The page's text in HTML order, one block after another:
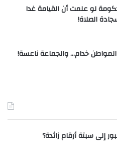
لو علمت أن القيامة غدا
الصلاة!
خدام… والجماعة ناعسة!
إلى سبتة أرقام زائدة؟